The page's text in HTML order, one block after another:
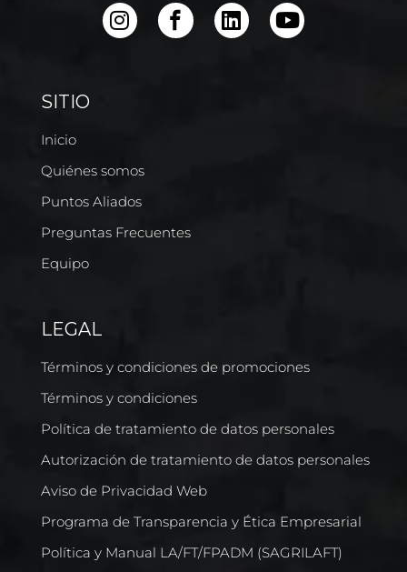
SITIO
Inicio
Quiénes somos
Puntos Aliados
Preguntas Frecuentes
Equipo
LEGAL
Términos y condiciones de promociones
Términos y condiciones
Política de tratamiento de datos personales
Autorización de tratamiento de datos personales
Aviso de Privacidad Web
Programa de Transparencia y Ética Empresarial
Política y Manual LA/FT/FPADM (SAGRILAFT)